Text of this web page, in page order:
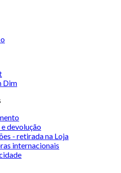
Dim
devolução
- retirada na Loja
internacionais